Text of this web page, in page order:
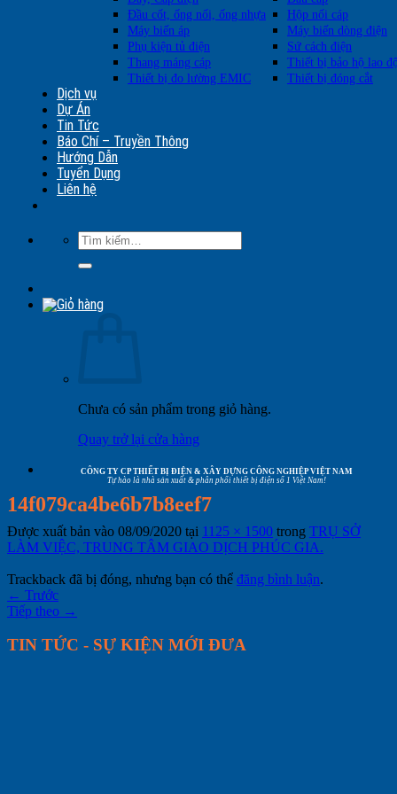
Đầu cốt, ống nối, ống nhựa
Hộp nối cáp
Máy biến áp
Máy biến dòng điện
Phụ kiện tủ điện
Sứ cách điện
Thang máng cáp
Thiết bị bảo hộ lao
Thiết bị đo lường EMIC
Thiết bị đóng cắt
Dịch vụ
Dự Án
Tin Tức
Báo Chí – Truyền Thông
Hướng Dẫn
Tuyển Dụng
Liên hệ
Tìm
kiếm:
Chưa có sản phẩm trong giỏ hàng.
Quay trở lại cửa hàng
CÔNG TY CP THIẾT BỊ ĐIỆN & XÂY DỰNG CÔNG NGHIỆP VIỆT NAM
Tự hào là nhà sản xuất & phân phối thiết bị điện số 1 Việt Nam!
14f079ca4be6b7b8eef7
Được xuất bản vào 08/09/2020 tại 1125 × 1500 trong TRỤ SỞ
LÀM VIỆC, TRUNG TÂM GIAO DỊCH PHÚC GIA.
Trackback đã bị đóng, nhưng bạn có thể đăng bình luận.
← Trước
Tiếp theo →
TIN TỨC - SỰ KIỆN MỚI ĐƯA